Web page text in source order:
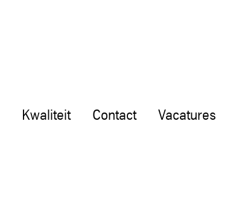
Kwaliteit Contact Vacatures